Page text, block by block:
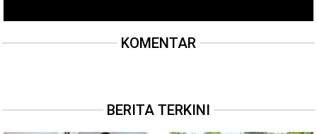
KOMENTAR
BERITA TERKINI